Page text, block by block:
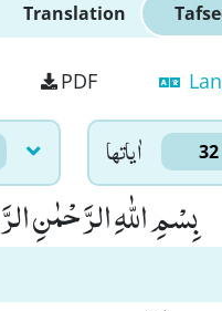
Translation
PDF
اٰياتها 32
بِسْمِ اللّٰهِ الرَّحْمٰنِ